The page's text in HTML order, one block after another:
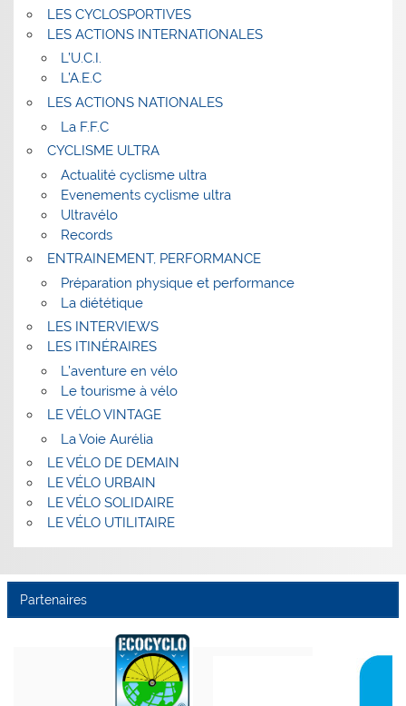
LES CYCLOSPORTIVES
LES ACTIONS INTERNATIONALES
L’U.C.I.
L’A.E.C
LES ACTIONS NATIONALES
La F.F.C
CYCLISME ULTRA
Actualité cyclisme ultra
Evenements cyclisme ultra
Ultravélo
Records
ENTRAINEMENT, PERFORMANCE
Préparation physique et performance
La diététique
LES INTERVIEWS
LES ITINÉRAIRES
L’aventure en vélo
Le tourisme à vélo
LE VÉLO VINTAGE
La Voie Aurélia
LE VÉLO DE DEMAIN
LE VÉLO URBAIN
LE VÉLO SOLIDAIRE
LE VÉLO UTILITAIRE
Partenaires